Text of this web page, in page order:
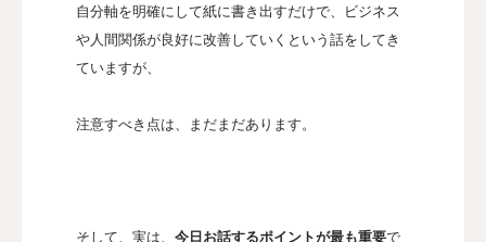
自分軸を明確にして紙に書き出すだけで、ビジネス
や人間関係が良好に改善していくという話をしてき
ていますが、
注意すべき点は、まだまだあります。
そして、実は、 今日お話するポイントが最も重要で